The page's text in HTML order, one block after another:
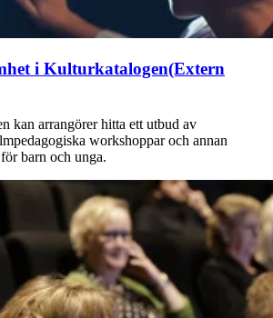
i Kulturkatalogen(Extern
kan arrangörer hitta ett utbud av
workshoppar och annan
barn och unga.